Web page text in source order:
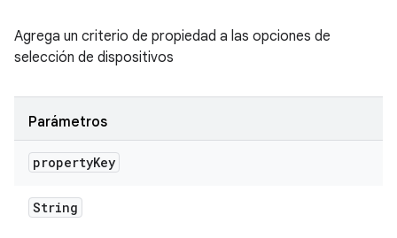
Agrega un criterio de propiedad a las opciones de
selección de dispositivos
Parámetros
propertyKey
String